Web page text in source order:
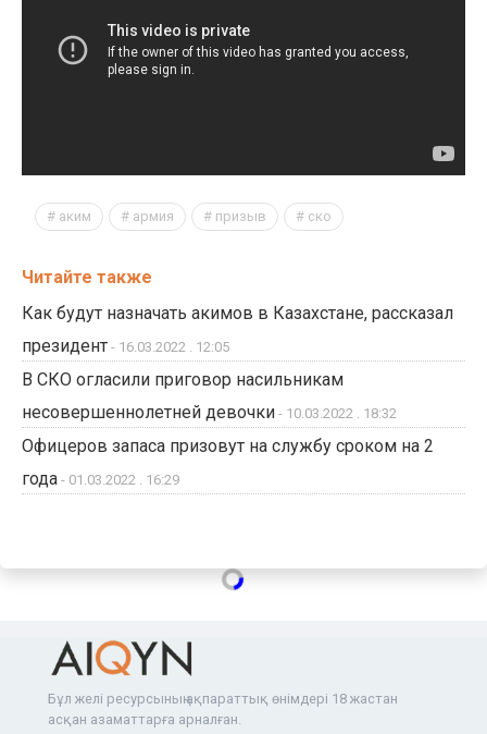
аким армия призыв ско
Читайте также
Как будут назначать акимов в Казахстане, рассказал
президент - 16.03.2022 . 12:05
В СКО огласили приговор насильникам
несовершеннолетней девочки - 10.03.2022 . 18:32
Офицеров запаса призовут на службу сроком на 2
года - 01.03.2022 . 16:29
Бұл желі ресурсының ақпараттық өнімдері 18 жастан
асқан азаматтарға арналған.